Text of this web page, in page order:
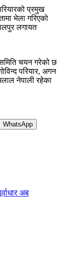
प्रमुख
भेला गरिएको
लगायत
चयन गरेको छ
परियार, अगन
नेपाली रहेका
WhatsApp
अब